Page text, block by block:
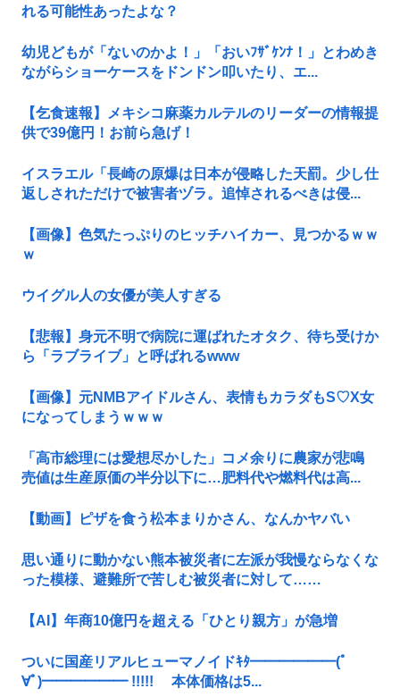
れる可能性あったよな？
幼児どもが「ないのかよ！」「おいﾌｻﾞｹﾝﾅ！」とわめき
ながらショーケースをドンドン叩いたり、エ...
【乞食速報】メキシコ麻薬カルテルのリーダーの情報提
供で39億円！お前ら急げ！
イスラエル「長崎の原爆は日本が侵略した天罰。少し仕
返しされただけで被害者ヅラ。追悼されるべきは侵...
【画像】色気たっぷりのヒッチハイカー、見つかるｗｗ
ｗ
ウイグル人の女優が美人すぎる
【悲報】身元不明で病院に運ばれたオタク、待ち受けか
ら「ラブライブ」と呼ばれるwww
【画像】元NMBアイドルさん、表情もカラダもS♡X女
になってしまうｗｗｗ
「高市総理には愛想尽かした」コメ余りに農家が悲鳴
売値は生産原価の半分以下に…肥料代や燃料代は高...
【動画】ピザを食う松本まりかさん、なんかヤバい
思い通りに動かない熊本被災者に左派が我慢ならなくな
った模様、避難所で苦しむ被災者に対して……
【AI】年商10億円を超える「ひとり親方」が急増
ついに国産リアルヒューマノイドｷﾀ━━━━━━(ﾟ
∀ﾟ)━━━━━━ !!!!! 本体価格は5...